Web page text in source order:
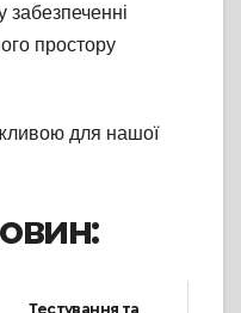
забезпеченні
простору
для нашої
Тестування та